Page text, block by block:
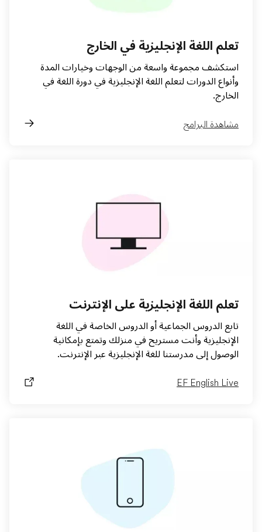
تعلم اللغة الإنجليزية في الخارج
استكشف مجموعة واسعة من الوجهات وخيارات المدة
وأنواع الدورات لتعلم اللغة الإنجليزية في دورة اللغة في
الخارج.
مشاهدة البرامج
تعلم اللغة الإنجليزية على الإنترنت
تابع الدروس الجماعية أو الدروس الخاصة في اللغة
الإنجليزية وأنت مستريح في منزلك وتمتع بإمكانية
الوصول إلى مدرستنا للغة الإنجليزية عبر الإنترنت.
EF English Live